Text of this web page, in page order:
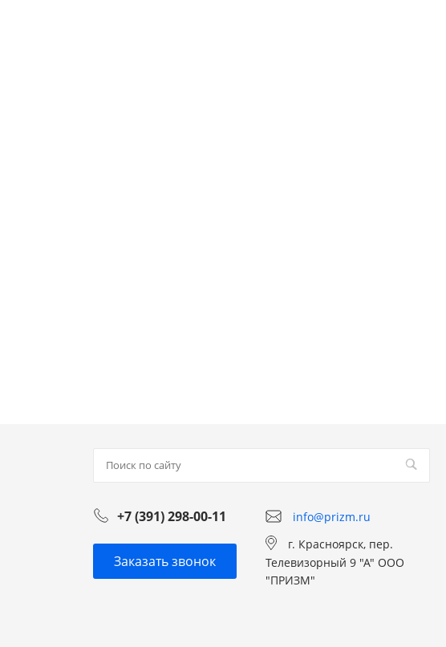
+7 (391) 298-00-11 info@prizm.ru
Заказать звонок
г. Красноярск, пер.
Телевизорный 9 "А" ООО
"ПРИЗМ"